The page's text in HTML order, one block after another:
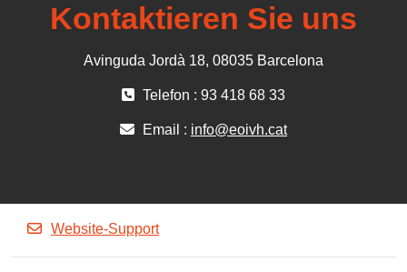
Kontaktieren Sie uns
Avinguda Jordà 18, 08035 Barcelona
Telefon : 93 418 68 33
Email : info@eoivh.cat
Website-Support